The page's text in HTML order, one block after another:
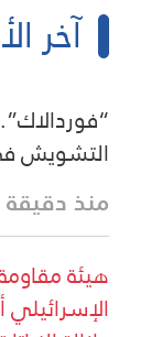
آخر
التشويش
منذ
هيئة